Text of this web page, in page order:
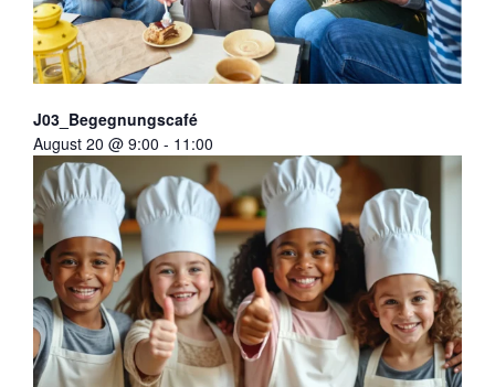
J03_Begegnungscafé
August 20 @ 9:00 - 11:00